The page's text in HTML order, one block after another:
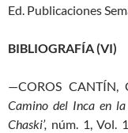
Ed. Publicaciones
BIBLIOGRAFÍA (VI)
—COROS CANTÍN,
Camino del Inca en
Chaski’, núm. 1, Vol.